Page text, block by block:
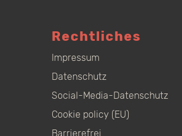
Rechtliches
Impressum
Datenschutz
Social-Media-Datenschutz
Cookie policy (EU)
Barrierefrei